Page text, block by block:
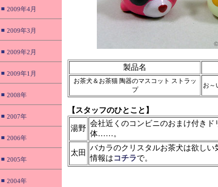
■ 2009年4月
■ 2009年3月
■ 2009年2月
■ 2009年1月
■ 2008年
■ 2007年
■ 2006年
■ 2005年
■ 2004年
製品名
お茶犬＆お茶猫 陶器のマスコット ストラッ
プ
お～
【スタッフのひとこと】
湯野
会社近くのコンビニのおまけ付きド
体……。
太田
バカラのクリスタルお茶犬は欲しい
情報はコチラで。